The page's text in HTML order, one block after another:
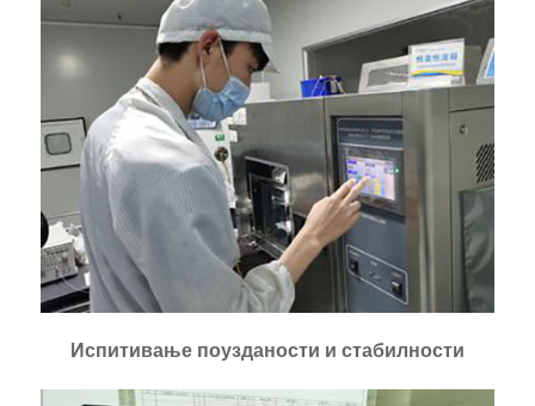
Испитивање поузданости и стабилности